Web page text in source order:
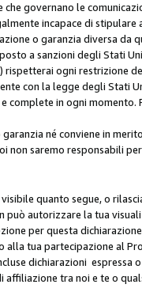
governano le
incapace di
o garanzia diversa
a sanzioni degli Stati
ogni restrizione
con la legge degli Stati
complete in ogni
garanzia né conviene in
non saremo responsabili
quanto segue, o
può autorizzare la tua
per questa
alla tua partecipazione al
dichiarazioni espressa
tra noi e te o